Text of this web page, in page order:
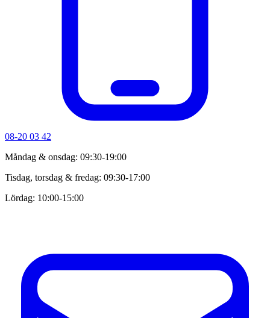
08-20 03 42
Måndag & onsdag: 09:30-19:00
Tisdag, torsdag & fredag: 09:30-17:00
Lördag: 10:00-15:00